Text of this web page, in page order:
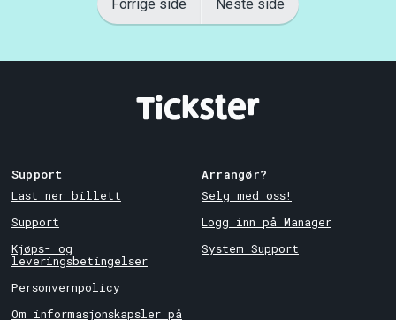
Forrige side Neste side
Support
Last ner billett
Support
Kjøps- og
leveringsbetingelser
Personvernpolicy
Om informasjonskapsler på
Arrangør?
Selg med oss!
Logg inn på Manager
System Support